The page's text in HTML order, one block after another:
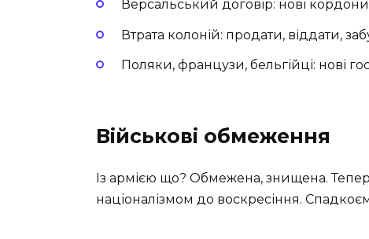
Версальський договір: нові кордони,
Втрата колоній: продати, віддати,
Поляки, французи, бельгійці: нові
Військові обмеження
Із армією що? Обмежена, знищена. Тепер
націоналізмом до воскресіння.